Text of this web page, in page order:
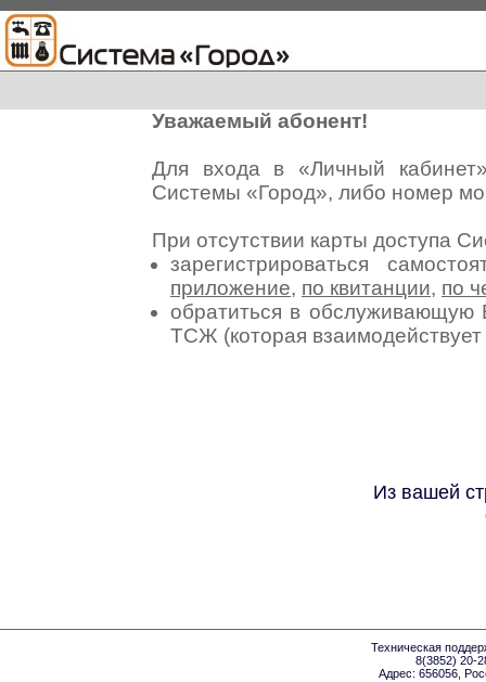
Уважаемый абонент!
Для входа в «Личный
Системы «Город», либо номер
При отсутствии карты доступа
зарегистрироваться
приложение, по квитанции, по
обратиться в
ТСЖ (которая
Из вашей
Техническая
8(3852) 20-
Адрес: 656056,